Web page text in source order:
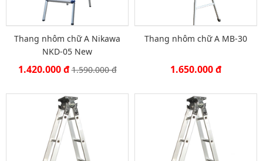
cách
Thang nhôm chữ A Nikawa
NKD-05 New
1.420.000 đ1.590.000 đ
Thang nhôm chữ A MB-30
1.650.000 đ